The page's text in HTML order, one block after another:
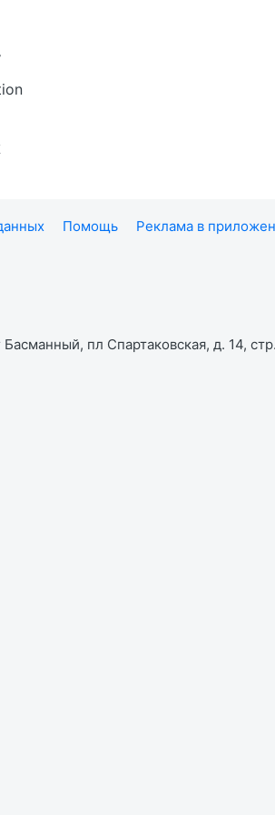
Помощь Реклама в
пл Спартаковская, д. 14,